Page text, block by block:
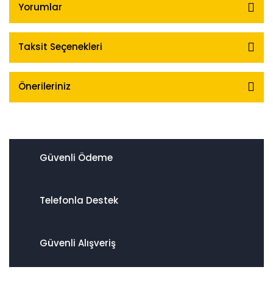
Yorumlar
Taksit Seçenekleri
Önerileriniz
Güvenli Ödeme
Telefonla Destek
Güvenli Alışveriş